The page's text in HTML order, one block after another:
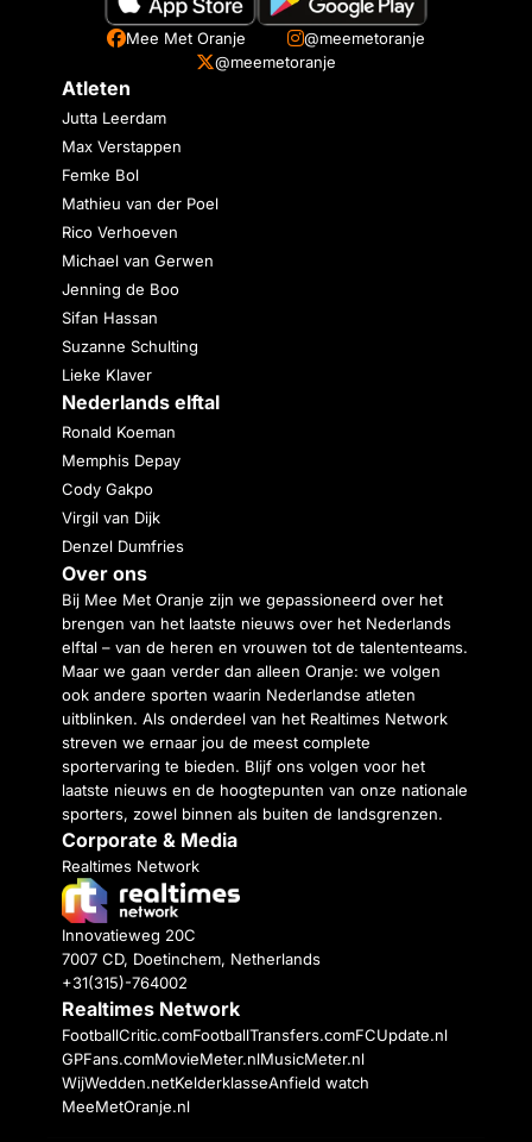
Mee Met Oranje
@meemetoranje
@meemetoranje
Atleten
Jutta Leerdam
Max Verstappen
Femke Bol
Mathieu van der Poel
Rico Verhoeven
Michael van Gerwen
Jenning de Boo
Sifan Hassan
Suzanne Schulting
Lieke Klaver
Nederlands elftal
Ronald Koeman
Memphis Depay
Cody Gakpo
Virgil van Dijk
Denzel Dumfries
Over ons
Bij Mee Met Oranje zijn we gepassioneerd over het
brengen van het laatste nieuws over het Nederlands
elftal – van de heren en vrouwen tot de talententeams.
Maar we gaan verder dan alleen Oranje: we volgen
ook andere sporten waarin Nederlandse atleten
uitblinken. Als onderdeel van het Realtimes Network
streven we ernaar jou de meest complete
sportervaring te bieden. Blijf ons volgen voor het
laatste nieuws en de hoogtepunten van onze nationale
sporters, zowel binnen als buiten de landsgrenzen.
Corporate & Media
Realtimes Network
Innovatieweg 20C
7007 CD, Doetinchem, Netherlands
+31(315)-764002
Realtimes Network
FootballCritic.comFootballTransfers.comFCUpdate.nl
GPFans.comMovieMeter.nlMusicMeter.nl
WijWedden.netKelderklasseAnfield watch
MeeMetOranje.nl